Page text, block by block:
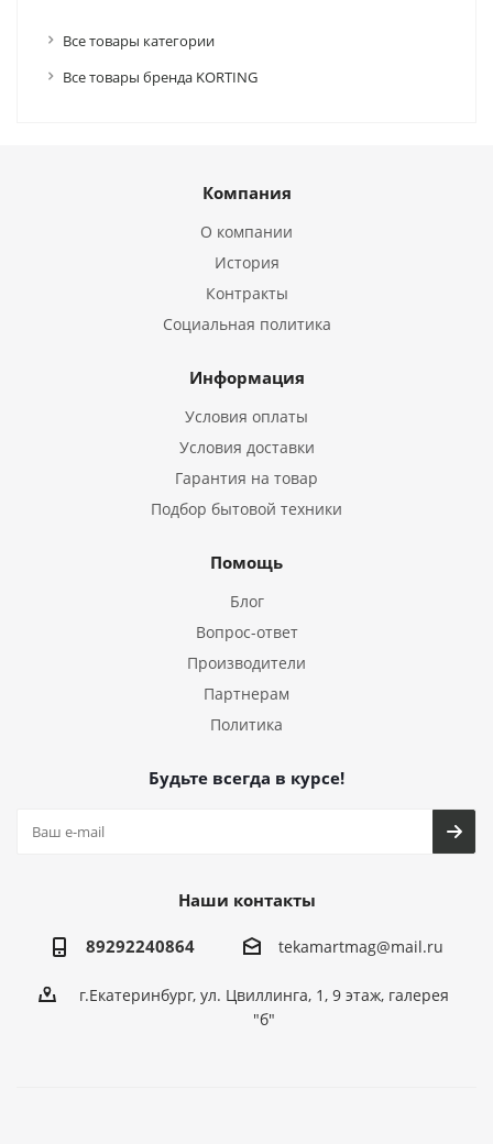
Все товары категории
Все товары бренда KORTING
Компания
О компании
История
Контракты
Социальная политика
Информация
Условия оплаты
Условия доставки
Гарантия на товар
Подбор бытовой техники
Помощь
Блог
Вопрос-ответ
Производители
Партнерам
Политика
Будьте всегда в курсе!
Наши контакты
89292240864 tekamartmag@mail.ru
г.Екатеринбург, ул. Цвиллинга, 1, 9 этаж, галерея
"б"